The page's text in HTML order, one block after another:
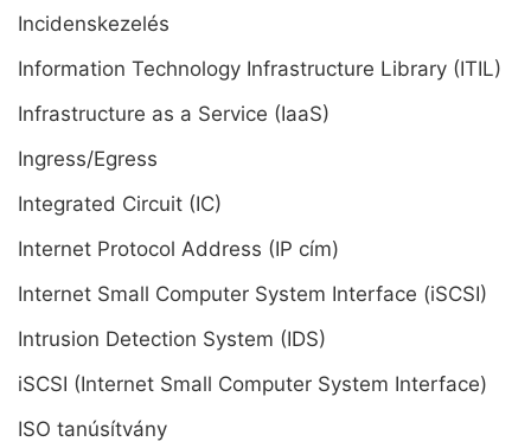
Incidenskezelés
Information Technology Infrastructure Library (ITIL)
Infrastructure as a Service (IaaS)
Ingress/Egress
Integrated Circuit (IC)
Internet Protocol Address (IP cím)
Internet Small Computer System Interface (iSCSI)
Intrusion Detection System (IDS)
iSCSI (Internet Small Computer System Interface)
ISO tanúsítvány